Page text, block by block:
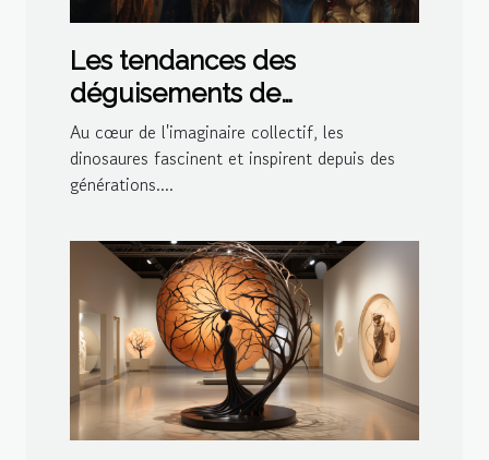
Les tendances des
déguisements de
dinosaures pour les fêtes à
thème en 2023
Au cœur de l'imaginaire collectif, les
dinosaures fascinent et inspirent depuis des
générations....